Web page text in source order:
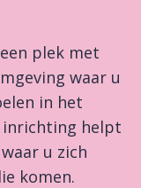
plek met
waar u
in het
inrichting helpt
u zich
komen.